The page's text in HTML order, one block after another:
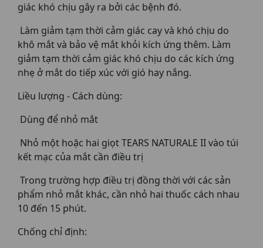
giác khó chịu gây ra bởi các bệnh đó.
Làm giảm tạm thời cảm giác cay và khó chịu do
khô mắt và bảo vệ mắt khỏi kích ứng thêm. Làm
giảm tạm thời cảm giác khó chịu do các kích ứng
nhẹ ở mắt do tiếp xúc với gió hay nắng.
Liều lượng - Cách dùng:
Dùng để nhỏ mắt
Nhỏ một hoặc hai giọt TEARS NATURALE II vào túi
kết mạc của mắt cần điều trị
Trong trường hợp điều trị đồng thời với các sản
phẩm nhỏ mắt khác, cần nhỏ hai thuốc cách nhau
10 đến 15 phút.
Chống chỉ định: